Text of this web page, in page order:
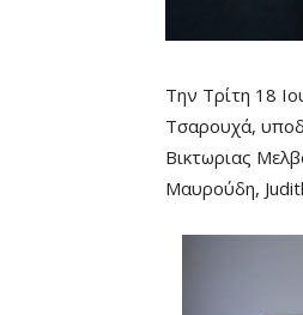
Την Τρίτη 18
Τσαρουχά,
Βικτωριας
Μαυρούδη,